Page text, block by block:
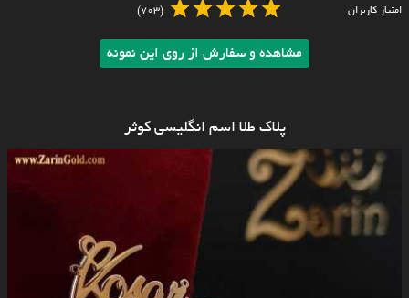
امتیاز کاربران (703)
مشاهده و سفارش از روی این نمونه
پلاک طلا اسم انگلیسی کوثر